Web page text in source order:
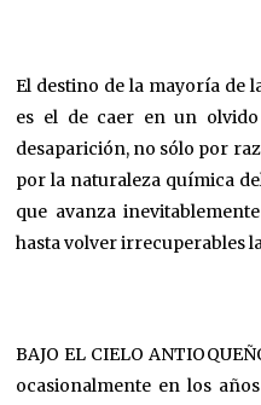
El destino de la mayoría de
es el de caer en un
desaparición, no sólo por
por la naturaleza química
que avanza
hasta volver irrecuperables
BAJO EL CIELO
ocasionalmente en los